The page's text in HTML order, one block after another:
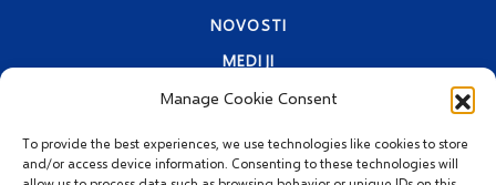
Manage Cookie Consent
To provide the best experiences, we use technologies like cookies to store
and/or access device information. Consenting to these technologies will
NOVOSTI
MEDIJI
KONKURS ZA ZAPOŠLJAVANJE
IZJAVA O PRIVATNOSTI